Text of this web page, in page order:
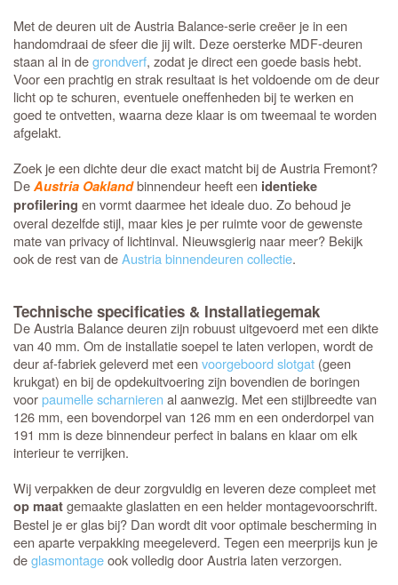
Met de deuren uit de Austria Balance-serie creëer je in een
handomdraai de sfeer die jij wilt. Deze oersterke MDF-deuren
staan al in degrondverf, zodat je direct een goede basis hebt.
Voor een prachtig en strak resultaat is het voldoende om de deur
licht op te schuren, eventuele oneffenheden bij te werken en
goed te ontvetten, waarna deze klaar is om tweemaal te worden
afgelakt.
Zoek je een dichte deur die exact matcht bij de Austria Fremont?
DeAustria Oaklandbinnendeur heeft een identieke
profilering en vormt daarmee het ideale duo. Zo behoud je
overal dezelfde stijl, maar kies je per ruimte voor de gewenste
mate van privacy of lichtinval. Nieuwsgierig naar meer? Bekijk
ook de rest van deAustria binnendeuren collectie.
Technische specificaties & Installatiegemak
De Austria Balance deuren zijn robuust uitgevoerd met een dikte
van 40 mm. Om de installatie soepel te laten verlopen, wordt de
deur af-fabriek geleverd met eenvoorgeboord slotgat (geen
krukgat) en bij de opdekuitvoering zijn bovendien de boringen
voorpaumelle scharnieren al aanwezig. Met een stijlbreedte van
126 mm, een bovendorpel van 126 mm en een onderdorpel van
191 mm is deze binnendeur perfect in balans en klaar om elk
interieur te verrijken.
Wij verpakken de deur zorgvuldig en leveren deze compleet met
op maatgemaakte glaslatten en een helder montagevoorschrift.
Bestel je er glas bij? Dan wordt dit voor optimale bescherming in
een aparte verpakking meegeleverd. Tegen een meerprijs kun je
deglasmontageook volledig door Austria laten verzorgen.